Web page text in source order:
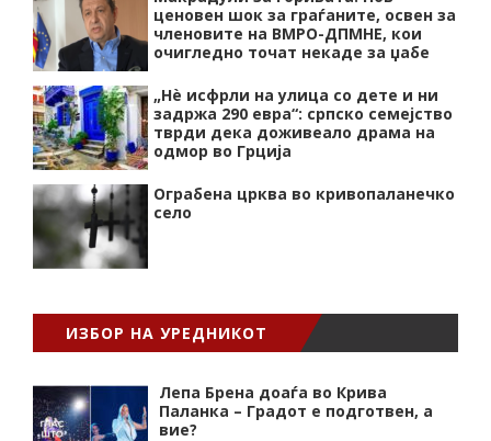
ценовен шок за граѓаните, освен за
членовите на ВМРО-ДПМНЕ, кои
очигледно точат некаде за џабе
„Нѐ исфрли на улица со дете и ни
задржа 290 евра“: српско семејство
тврди дека доживеало драма на
одмор во Грција
Ограбена црква во кривопаланечко
село
ИЗБОР НА УРЕДНИКОТ
Лепа Брена доаѓа во Крива
Паланка – Градот е подготвен, а
вие?